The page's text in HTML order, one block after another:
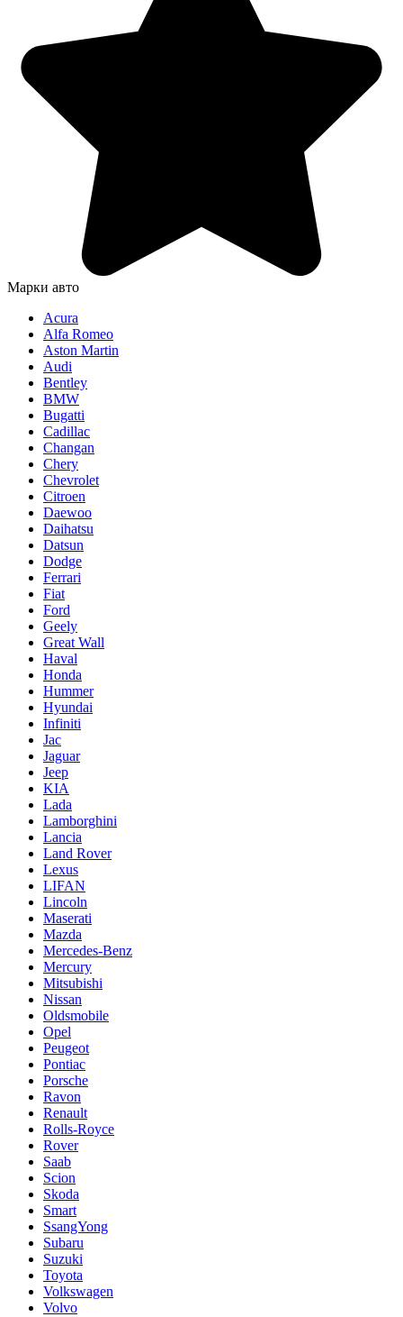
Марки авто
Acura
Alfa Romeo
Aston Martin
Audi
Bentley
BMW
Bugatti
Cadillac
Changan
Chery
Chevrolet
Citroen
Daewoo
Daihatsu
Datsun
Dodge
Ferrari
Fiat
Ford
Geely
Great Wall
Haval
Honda
Hummer
Hyundai
Infiniti
Jac
Jaguar
Jeep
KIA
Lada
Lamborghini
Lancia
Land Rover
Lexus
LIFAN
Lincoln
Maserati
Mazda
Mercedes-Benz
Mercury
Mitsubishi
Nissan
Oldsmobile
Opel
Peugeot
Pontiac
Porsche
Ravon
Renault
Rolls-Royce
Rover
Saab
Scion
Skoda
Smart
SsangYong
Subaru
Suzuki
Toyota
Volkswagen
Volvo